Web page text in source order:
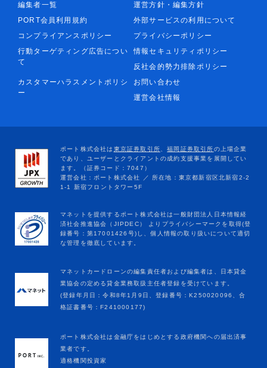
編集者一覧
運営方針・編集方針
PORT会員利用規約
外部サービスの利用について
コンプライアンスポリシー
プライバシーポリシー
行動ターゲティング広告につい
て
情報セキュリティポリシー
反社会的勢力排除ポリシー
カスタマーハラスメントポリシ
ー
お問い合わせ
運営会社情報
マネットカードローンの編集責任者および編集者は、日本貸金
業協会の定める貸金業務取扱主任者登録を受けています。
(登録年月日：令和8年1月9日、登録番号：K250020096、合
格証書番号：F241000177)
ポート株式会社は金融庁をはじめとする政府機関への届出済事
業者です。
適格機関投資家